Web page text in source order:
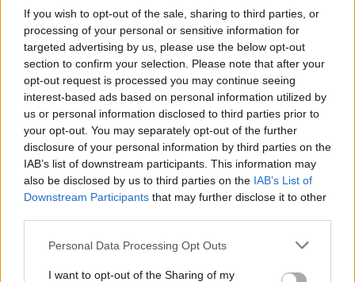
If you wish to opt-out of the sale, sharing to third parties, or
processing of your personal or sensitive information for
targeted advertising by us, please use the below opt-out
section to confirm your selection. Please note that after your
opt-out request is processed you may continue seeing
interest-based ads based on personal information utilized by
us or personal information disclosed to third parties prior to
your opt-out. You may separately opt-out of the further
disclosure of your personal information by third parties on the
IAB’s list of downstream participants. This information may
also be disclosed by us to third parties on the IAB’s List of
Downstream Participants that may further disclose it to other
Personal Data Processing Opt Outs
I want to opt-out of the Sharing of my
Για πρώτη φορά το Αρχαίο Θέατρο
Επιδαύρου άνοιξε τις πύλες του σε
όλους
6 Αυγούστου 2026
Σύσκεψη υπό τον Κ. Μητσοτάκη για
τις αποζημιώσεις των πυρόπληκτων
περιοχών της Δ. Αττικής
6 Αυγούστου 2026
INFOCOM